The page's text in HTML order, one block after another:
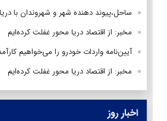
ساحل،پیوند دهنده شهر و شهروندان با دریا
مخبر: از اقتصاد دریا محور غفلت کرده‌ایم
آیین‌نامه واردات خودرو را می‌خواهیم
مخبر: از اقتصاد دریا محور غفلت کرده‌ایم
اخبار روز